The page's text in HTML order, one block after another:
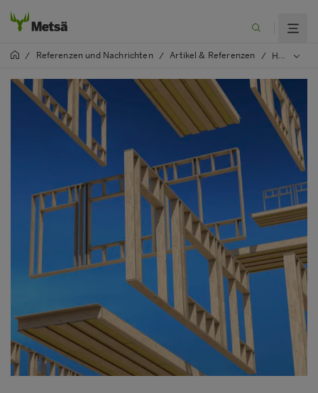
/ Referenzen und Nachrichten / Artikel & Referenzen / Hin zu material- und kosteneffizienterem Bauen